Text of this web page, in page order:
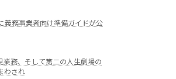
義務事業者向け準備ガイドが公
業務、そして第二の人生劇場の
わされ